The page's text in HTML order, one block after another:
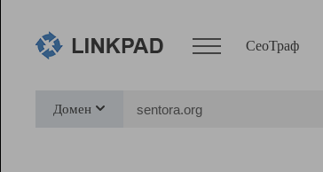
СеоТраф
Домен